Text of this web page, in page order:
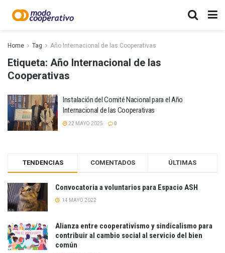
Home Tag Año Internacional de las Cooperativas
Etiqueta: Año Internacional de las
Cooperativas
Instalación del Comité Nacional para el Año
Internacional de las Cooperativas
22 MAYO 2025 0
TENDENCIAS COMENTADOS ÚLTIMAS
Convocatoria a voluntarios para Espacio ASH
14 MAYO 2022
Alianza entre cooperativismo y sindicalismo para
contribuir al cambio social al servicio del bien
común